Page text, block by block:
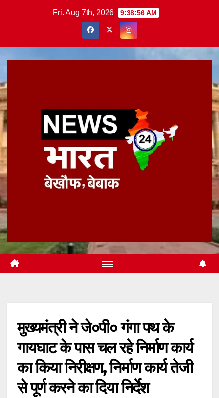
Fri. Aug 7th, 2026 9:38:57 AM
मुख्यमंत्री ने जे०पी० गंगा पथ के
गायघाट के पास चल रहे निर्माण कार्य
का किया निरीक्षण, निर्माण कार्य तेजी
से पूर्ण करने का दिया निर्देश